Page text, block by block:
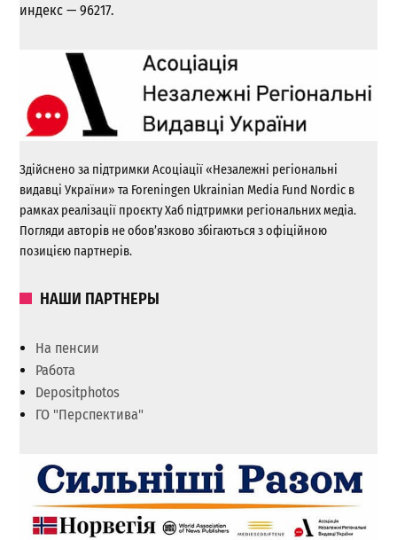
индекс — 96217.
Здійснено за підтримки Асоціації «Незалежні регіональні
видавці України» та Foreningen Ukrainian Media Fund Nordic в
рамках реалізації проєкту Хаб підтримки регіональних медіа.
Погляди авторів не обов’язково збігаються з офіційною
позицією партнерів.
НАШИ ПАРТНЕРЫ
На пенсии
Работа
Depositphotos
ГО "Перспектива"